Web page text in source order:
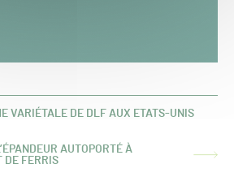
VARIÉTALE DE DLF AUX ETATS-UNIS
AUTOPORTÉ À
DE FERRIS